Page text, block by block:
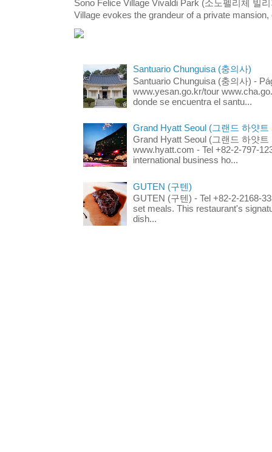
Sono Felice Village Vivaldi Park (소노펠리체 빌
Village evokes the grandeur of a private
Santuario Chunguisa (충의사)
Santuario Chunguisa (충의사) -
www.yesan.go.kr/tour
donde se encuentra el santu...
Grand Hyatt Seoul (그랜드 하얏트
Grand Hyatt Seoul (그랜드 하얏트
www.hyatt.com - Tel +82-2-797-
international business ho...
GUTEN (구텐)
GUTEN (구텐) - Tel +82-2-2168-
set meals. This restaurant's
dish...